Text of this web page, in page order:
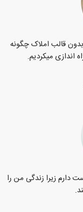
قالب املاک چگونه
اندازی میکردیم.
دارم زیرا زندگی من را